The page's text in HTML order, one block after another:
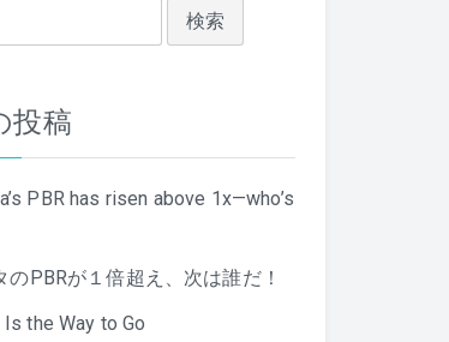
投稿
PBR has risen above 1x—who’s
のPBRが１倍超え、次は誰だ！
Is the Way to Go